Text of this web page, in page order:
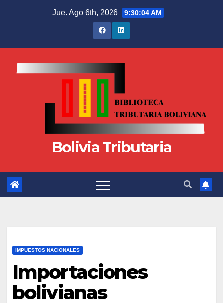
Jue. Ago 6th, 2026 9:30:05 AM
Bolivia Tributaria
IMPUESTOS NACIONALES
Importaciones
bolivianas